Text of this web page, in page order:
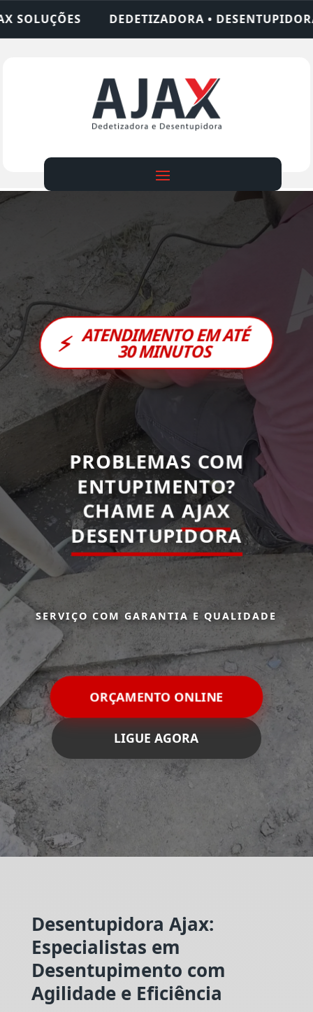
• DESENTUPIDORA • LIMPEZA DE FOSSA
⚡ ATENDIMENTO EM ATÉ
30 MINUTOS
PROBLEMAS COM
ENTUPIMENTO?
CHAME A AJAX
DESENTUPIDORA
SERVIÇO COM GARANTIA E QUALIDADE
ORÇAMENTO ONLINE
LIGUE AGORA
Desentupidora Ajax:
Especialistas em
Desentupimento com
Agilidade e Eficiência